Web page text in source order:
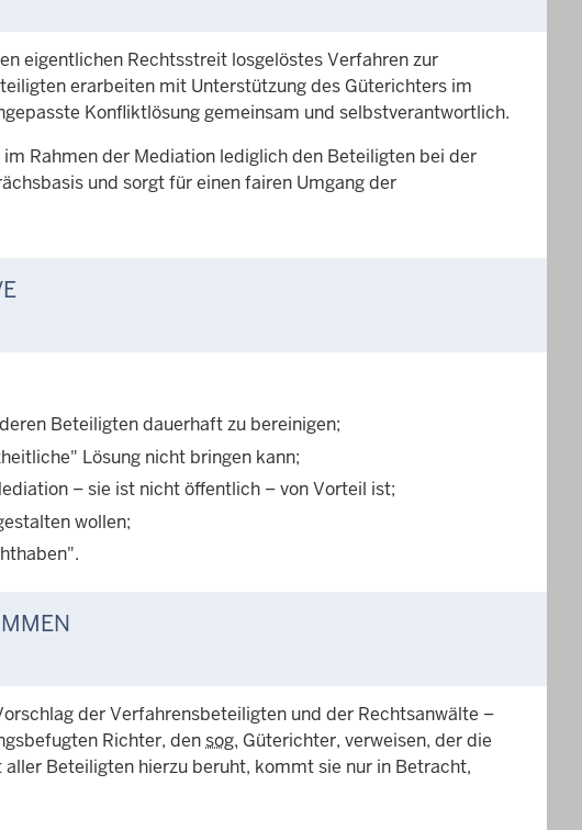
eigentlichen Rechtsstreit losgelöstes Verfahren zur
erarbeiten mit Unterstützung des Güterichters im
Konfliktlösung gemeinsam und selbstverantwortlich.
Rahmen der Mediation lediglich den Beteiligten bei der
und sorgt für einen fairen Umgang der
Beteiligten dauerhaft zu bereinigen;
Lösung nicht bringen kann;
– sie ist nicht öffentlich – von Vorteil ist;
wollen;
der Verfahrensbeteiligten und der Rechtsanwälte –
Richter, densog. Güterichter, verweisen, der die
Beteiligten hierzu beruht, kommt sie nur in Betracht,